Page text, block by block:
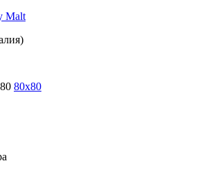
Malt
80x80